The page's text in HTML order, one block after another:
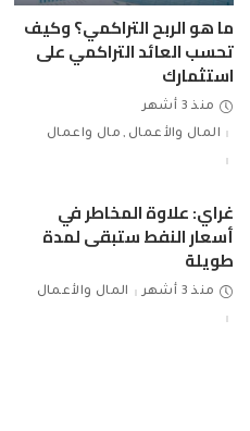
ما هو الربح التراكمي؟ وكيف
تحسب العائد التراكمي على
استثمارك
منذ 3 أشهر
المال والأعمال
مال واعمال
غراي: علاوة المخاطر في
أسعار النفط ستبقى لمدة
طويلة
منذ 3 أشهر المال والأعمال